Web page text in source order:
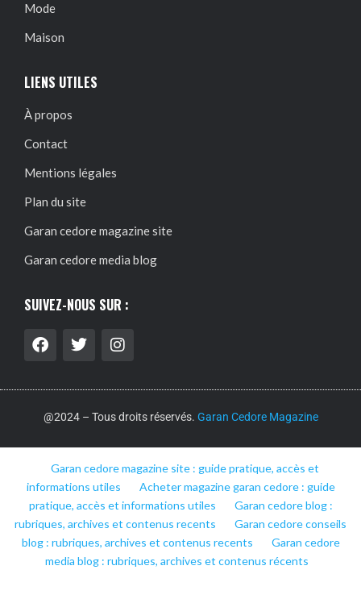
Mode
Maison
LIENS UTILES
À propos
Contact
Mentions légales
Plan du site
Garan cedore magazine site
Garan cedore media blog
SUIVEZ-NOUS SUR :
@2024 – Tous droits réservés. Garan Cedore Magazine
Garan cedore magazine site : guide pratique, accès et
informations utiles
Acheter magazine garan cedore : guide
pratique, accès et informations utiles
Garan cedore blog :
rubriques, archives et contenus recents
Garan cedore conseils
blog : rubriques, archives et contenus recents
Garan cedore
media blog : rubriques, archives et contenus récents